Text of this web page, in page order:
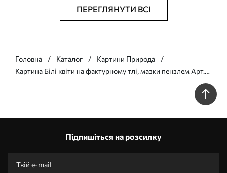
ПЕРЕГЛЯНУТИ ВСІ
Головна Каталог
Картини Природа
Картина Білі квіти на фактурному тлі, мазки пензлем Арт.
Підпишіться на розсилку